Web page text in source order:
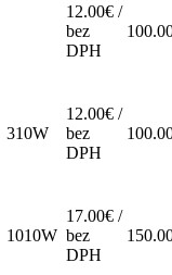
12.00€ /
bez
DPH
310W
12.00€ /
bez
DPH
1010W
17.00€ /
bez
DPH